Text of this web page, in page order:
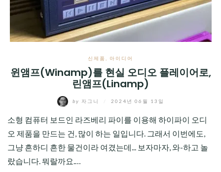
신제품 아이디어
윈앰프(Winamp)를 현실 오디오 플레이어로,
린앰프(Linamp)
by 자그니 2024년 06월 13일
소형 컴퓨터 보드인 라즈베리 파이를 이용해 하이파이 오디
오 제품을 만드는 건, 많이 하는 일입니다. 그래서 이번에도,
그냥 흔하디 흔한 물건이라 여겼는데... 보자마자, 와-하고 놀
랐습니다. 뭐랄까요.…
MENU